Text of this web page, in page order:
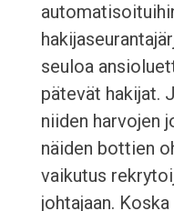
seuloa
pätevät hakijat.
niiden harvojen
näiden bottien
vaikutus
johtajaan.